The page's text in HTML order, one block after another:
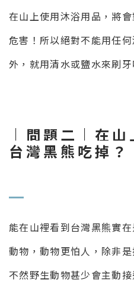
在山上使用沐浴用品，將
危害！所以絕對不能用任
外，就用清水或鹽水來刷
｜問題二｜在
台灣黑熊吃掉？
能在山裡看到台灣黑熊實
動物，動物更怕人，除非
不然野生動物甚少會主動